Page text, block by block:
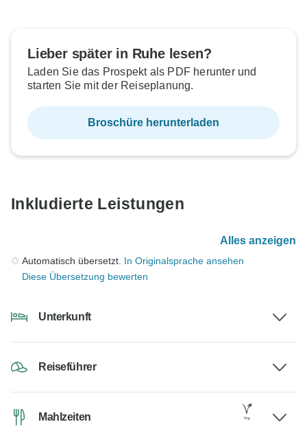
Lieber später in Ruhe lesen?
Laden Sie das Prospekt als PDF herunter und
starten Sie mit der Reiseplanung.
Broschüre herunterladen
Inkludierte Leistungen
Alles anzeigen
Automatisch übersetzt. In Originalsprache ansehen
Diese Übersetzung bewerten
Unterkunft
Reiseführer
Mahlzeiten